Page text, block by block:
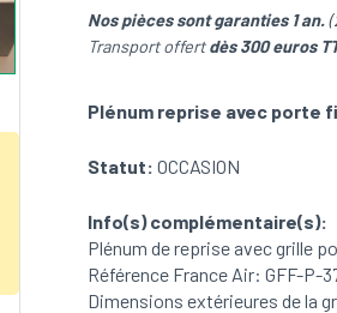
Nos pièces sont garanties 1 an.
Transport offertdès 300 euros
Plénum reprise avec porte
Statut: OCCASION
Info(s) complémentaire(s):
Plénum de reprise avec grille
Référence France Air: GFF-P-
Dimensions extérieures de la